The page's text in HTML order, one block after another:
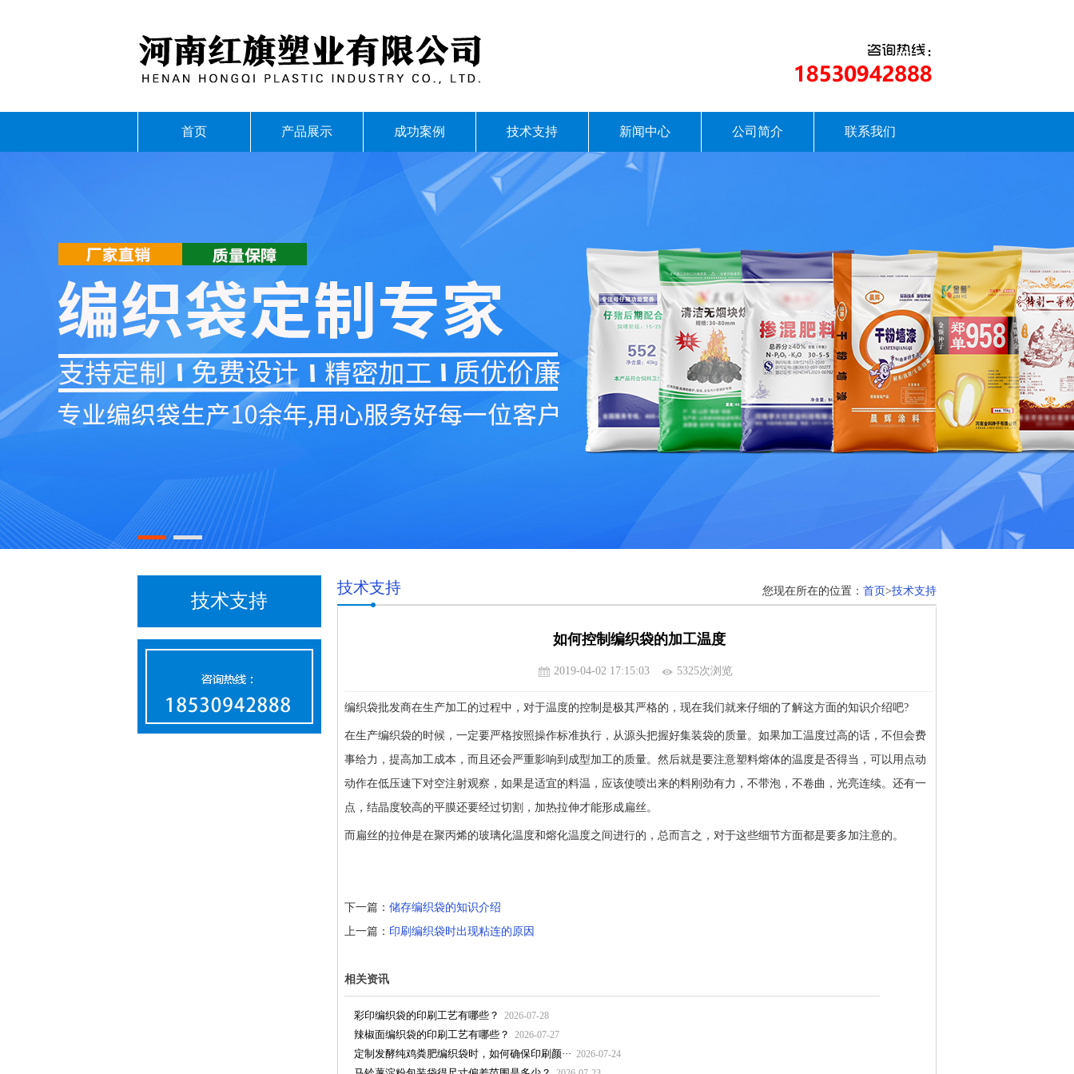
首页 产品展示 成功案例 技术支持 新闻中心 公司简介 联系我们
技术支持
技术支持 您现在所在的位置： 首页>技术支持
如何控制编织袋的加工温度
2019-04-02 17:15:03 5325次浏览
编织袋批发商在生产加工的过程中，对于温度的控制是极其严格的，现在我们就来仔细的了解这方面的知识介绍吧?
在生产编织袋的时候，一定要严格按照操作标准执行，从源头把握好集装袋的质量。如果加工温度过高的话，不但会费
事给力，提高加工成本，而且还会严重影响到成型加工的质量。然后就是要注意塑料熔体的温度是否得当，可以用点动
动作在低压速下对空注射观察，如果是适宜的料温，应该使喷出来的料刚劲有力，不带泡，不卷曲，光亮连续。还有一
点，结晶度较高的平膜还要经过切割，加热拉伸才能形成扁丝。
而扁丝的拉伸是在聚丙烯的玻璃化温度和熔化温度之间进行的，总而言之，对于这些细节方面都是要多加注意的。
下一篇： 储存编织袋的知识介绍
上一篇： 印刷编织袋时出现粘连的原因
相关资讯
彩印编织袋的印刷工艺有哪些？ 2026-07-28
辣椒面编织袋的印刷工艺有哪些？ 2026-07-27
定制发酵纯鸡粪肥编织袋时，如何确保印刷颜··· 2026-07-24